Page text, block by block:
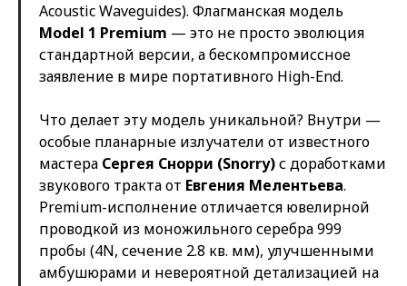
Acoustic Waveguides). Флагманская модель
Model 1 Premium — это не просто эволюция
стандартной версии, а бескомпромиссное
заявление в мире портативного High-End.
Что делает эту модель уникальной? Внутри —
особые планарные излучатели от известного
мастера Сергея Снорри (Snorry)с доработками
звукового тракта от Евгения Мелентьева.
Premium-исполнение отличается ювелирной
проводкой из моножильного серебра 999
пробы (4N, сечение 2.8 кв. мм), улучшенными
амбушюрами и невероятной детализацией на